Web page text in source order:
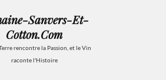
Sanvers-Et-
Cotton.com
rencontre la Passion, et le Vin
raconte l'Histoire